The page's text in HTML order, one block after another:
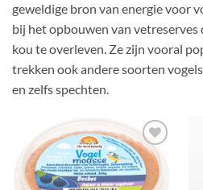
geweldige bron van energie voor
bij het opbouwen van vetreserves
kou te overleven. Ze zijn vooral
trekken ook andere soorten
en zelfs spechten.
Toevoegen
aan
verlanglijst